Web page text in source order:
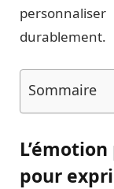
durablement.
Sommaire
pour